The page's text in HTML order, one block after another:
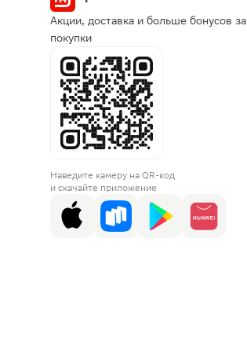
Акции, доставка и больше бонусов за
покупки
Наведите камеру на QR-код
и скачайте приложение